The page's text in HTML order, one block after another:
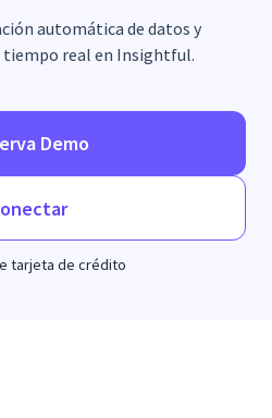
automática de datos y
tiempo real en Insightful.
Demo
tarjeta de crédito